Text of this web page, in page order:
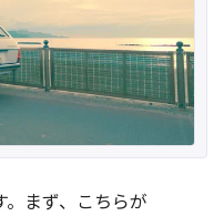
まず、こちらが